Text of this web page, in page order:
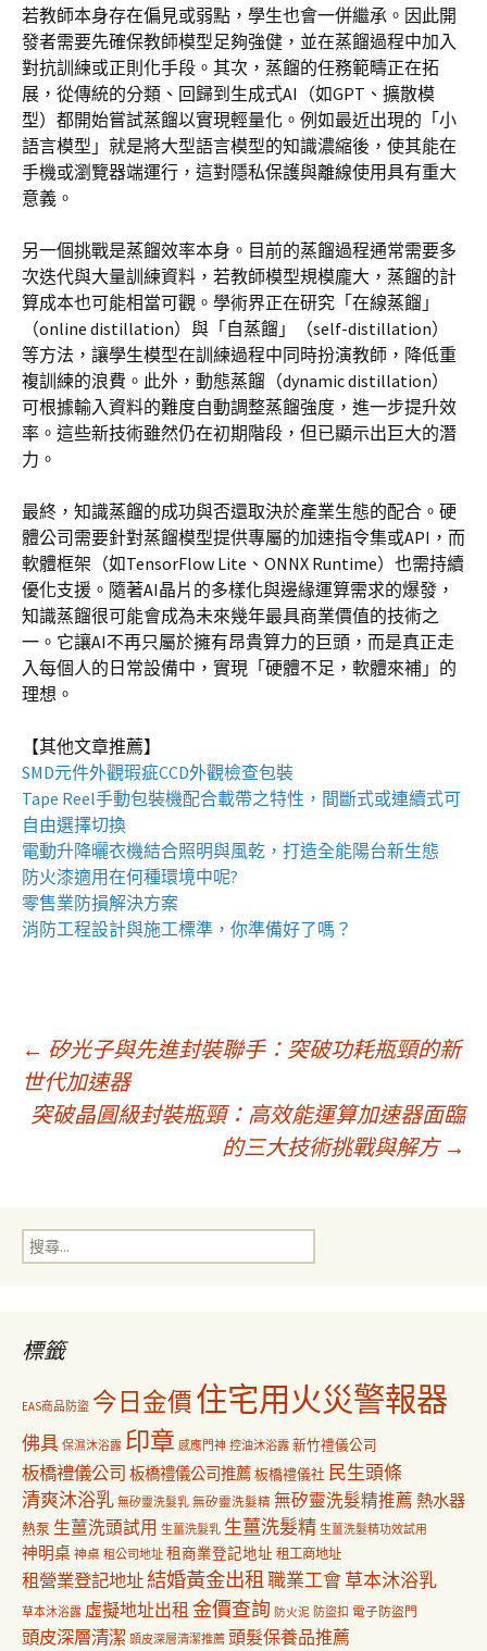
若教師本身存在偏見或弱點，學生也會一併繼承。因此開
發者需要先確保教師模型足夠強健，並在蒸餾過程中加入
對抗訓練或正則化手段。其次，蒸餾的任務範疇正在拓
展，從傳統的分類、回歸到生成式AI（如GPT、擴散模
型）都開始嘗試蒸餾以實現輕量化。例如最近出現的「小
語言模型」就是將大型語言模型的知識濃縮後，使其能在
手機或瀏覽器端運行，這對隱私保護與離線使用具有重大
意義。
另一個挑戰是蒸餾效率本身。目前的蒸餾過程通常需要多
次迭代與大量訓練資料，若教師模型規模龐大，蒸餾的計
算成本也可能相當可觀。學術界正在研究「在線蒸餾」
（online distillation）與「自蒸餾」（self-distillation）
等方法，讓學生模型在訓練過程中同時扮演教師，降低重
複訓練的浪費。此外，動態蒸餾（dynamic distillation）
可根據輸入資料的難度自動調整蒸餾強度，進一步提升效
率。這些新技術雖然仍在初期階段，但已顯示出巨大的潛
力。
最終，知識蒸餾的成功與否還取決於產業生態的配合。硬
體公司需要針對蒸餾模型提供專屬的加速指令集或API，而
軟體框架（如TensorFlow Lite、ONNX Runtime）也需持續
優化支援。隨著AI晶片的多樣化與邊緣運算需求的爆發，
知識蒸餾很可能會成為未來幾年最具商業價值的技術之
一。它讓AI不再只屬於擁有昂貴算力的巨頭，而是真正走
入每個人的日常設備中，實現「硬體不足，軟體來補」的
理想。
【其他文章推薦】
SMD元件外觀瑕疵CCD外觀檢查包裝
Tape Reel手動包裝機配合載帶之特性，間斷式或連續式可
自由選擇切換
電動升降曬衣機結合照明與風乾，打造全能陽台新生態
防火漆適用在何種環境中呢?
零售業防損解決方案
消防工程設計與施工標準，你準備好了嗎？
文
章
覽
← 矽光子與先進封裝聯手：突破功耗瓶頸的新
世代加速器
突破晶圓級封裝瓶頸：高效能運算加速器面臨
的三大技術挑戰與解方 →
搜
尋
標籤
EAS商品防盜 今日金價住宅用火災警報器
佛具 保濕沐浴露 印章 感應門神 控油沐浴露 新竹禮儀公司
板橋禮儀公司 板橋禮儀公司推薦板橋禮儀社 民生頭條
清爽沐浴乳 無矽靈洗髮乳 無矽靈洗髮精 無矽靈洗髮精推薦 熱水器
熱泵 生薑洗頭試用 生薑洗髮乳 生薑洗髮精 生薑洗髮精功效試用
神明桌 神桌 租公司地址 租商業登記地址 租工商地址
租營業登記地址結婚黃金出租職業工會草本沐浴乳
草本沐浴露 虛擬地址出租 金價查詢 防火泥 防盜扣 電子防盜門
頭皮深層清潔 頭皮深層清潔推薦 頭髮保養品推薦